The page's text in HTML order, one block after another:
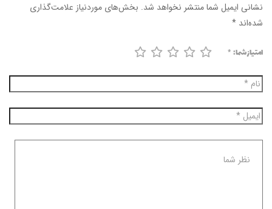
نشانی ایمیل شما منتشر نخواهد شد. بخش‌های موردنیاز علامت‌گذاری
شده‌اند *
امتیاز شما:*